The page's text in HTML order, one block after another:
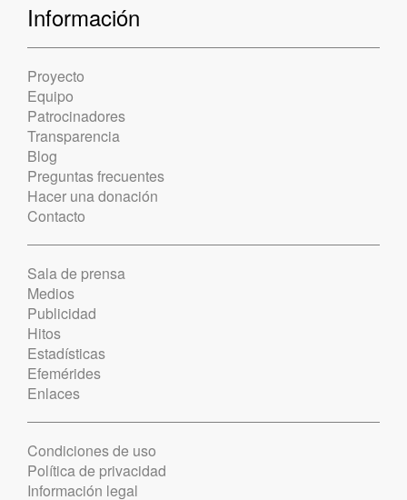
Información
Proyecto
Equipo
Patrocinadores
Transparencia
Blog
Preguntas frecuentes
Hacer una donación
Contacto
Sala de prensa
Medios
Publicidad
Hitos
Estadísticas
Efemérides
Enlaces
Condiciones de uso
Política de privacidad
Información legal